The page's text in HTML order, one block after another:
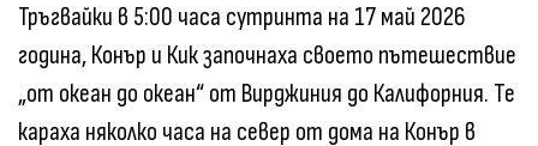
Тръгвайки в 5:00 часа сутринта на 17 май 2026
година, Конър и Кик започнаха своето пътешествие
„от океан до океан“ от Вирджиния до Калифорния. Те
караха няколко часа на север от дома на Конър в